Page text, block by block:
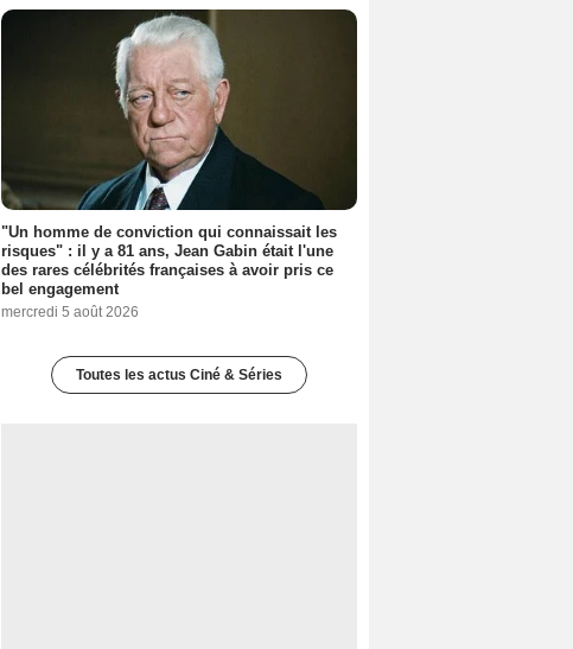
"Un homme de conviction qui connaissait les
risques" : il y a 81 ans, Jean Gabin était l'une
des rares célébrités françaises à avoir pris ce
bel engagement
mercredi 5 août 2026
Toutes les actus Ciné & Séries